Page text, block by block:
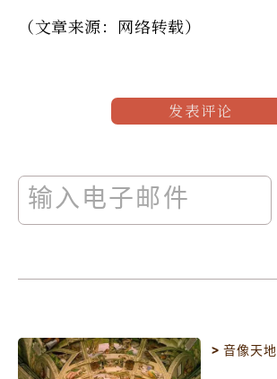
（文章来源：网络转载）
发表评论
>音像天地